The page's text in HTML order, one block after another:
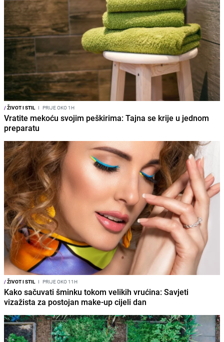
/ŽIVOT I STIL I PRIJE OKO 1H
Vratite mekoću svojim peškirima: Tajna se krije u jednom
preparatu
/ŽIVOT I STIL I PRIJE OKO 11H
Kako sačuvati šminku tokom velikih vrućina: Savjeti
vizažista za postojan make-up cijeli dan